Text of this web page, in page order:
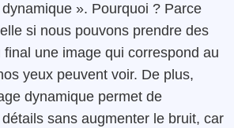
». Pourquoi ? Parce
si nous pouvons prendre des
une image qui correspond au
yeux peuvent voir. De plus,
dynamique permet de
sans augmenter le bruit, car